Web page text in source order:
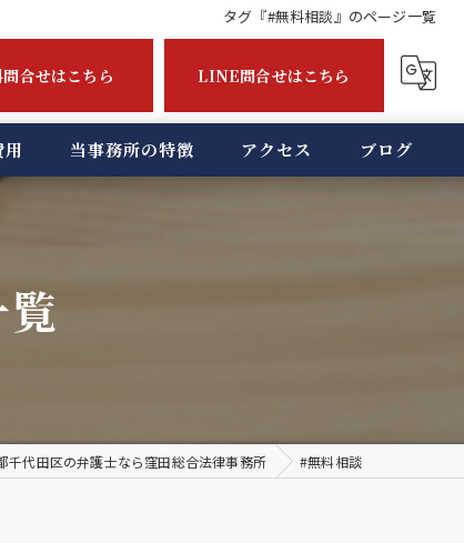
タグ『#無料相談』のページ一覧
合せはこちら LINE問合せはこちら
当事務所の特徴 アクセス ブログ
千代田区の弁護士なら窪田総合法律事務所 #無料相談